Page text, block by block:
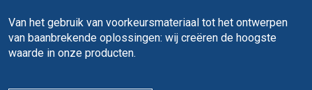
Van het gebruik van voorkeursmateriaal tot het ontwerpen
van baanbrekende oplossingen: wij creëren de hoogste
waarde in onze producten.